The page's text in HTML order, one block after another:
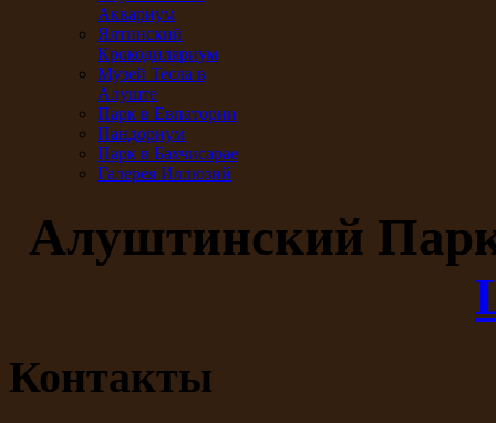
Аквариум
Ялтинский
Крокодиляриум
Музей Тесла в
Алуште
Парк в Евпатории
Пандориум
Парк в Бахчисарае
Галерея Иллюзий
Алуштинский
Контакты